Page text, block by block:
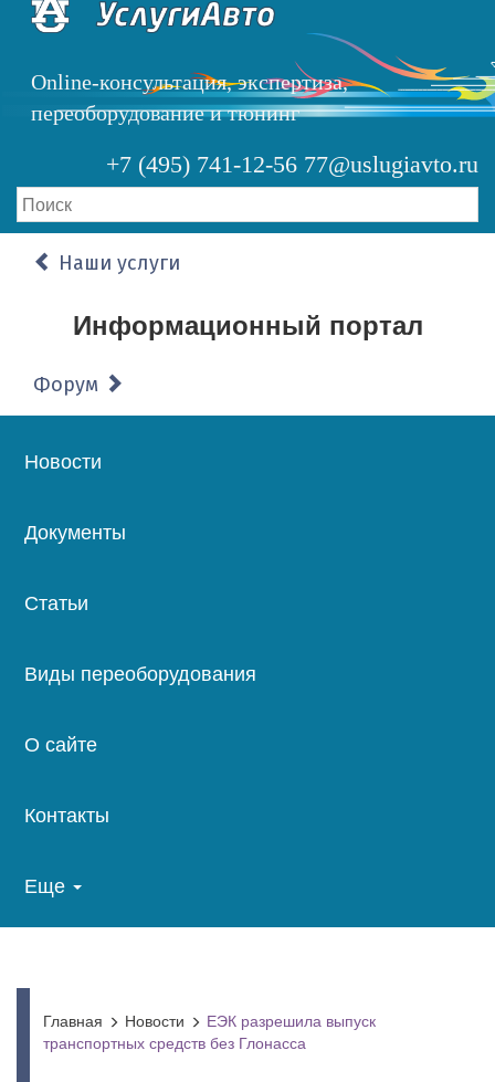
Перейти
содержанию
Online-консультация, экспертиза,
переоборудование и тюнинг
+7 (495) 741-12-56 77@uslugiavto.ru
Наши услуги
Информационный портал
Форум
Основная
Новости
Документы
Статьи
Виды переоборудования
О сайте
Контакты
Еще
Главная Новости
ЕЭК разрешила выпуск
транспортных средств без Глонасса